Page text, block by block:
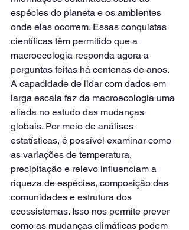
espécies do planeta e os ambientes
onde elas ocorrem. Essas conquistas
científicas têm permitido que a
macroecologia responda agora a
perguntas feitas há centenas de anos.
A capacidade de lidar com dados em
larga escala faz da macroecologia uma
aliada no estudo das mudanças
globais. Por meio de análises
estatísticas, é possível examinar como
as variações de temperatura,
precipitação e relevo influenciam a
riqueza de espécies, composição das
comunidades e estrutura dos
ecossistemas. Isso nos permite prever
como as mudanças climáticas podem